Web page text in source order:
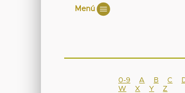
Menú
0-9 A B C
W
X Y Z